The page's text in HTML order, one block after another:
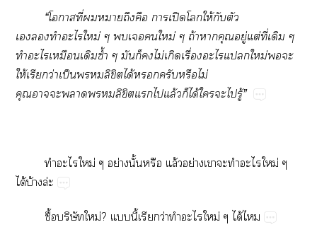
“โาที่าถึงคือ าเปิดโให้กับตัว
เทำะไใหม่ ๆ เใหม่ ๆ ถ้าาคุณอยู่แต่ที่เดิม ๆ
ทำะไเหมือนเดิมซ้ำ ๆ มันก็ไม่เกิดเรื่องะไแใหม่ะ
ให้เรียกว่าเป็นลิขิตได้ครับหรือไม่
คุณาะาลิขิตแไแล้วก็ได้ใะไรู้”
ทำะไใหม่ ๆ อย่างนั้นหรือ แล้วอย่างเาะทำะไใหม่ ๆ
ได้บ้างล่ะ
ซื้อบริษัทใหม่? แนี้เรียกว่าทำะไใหม่ ๆ ได้ไ